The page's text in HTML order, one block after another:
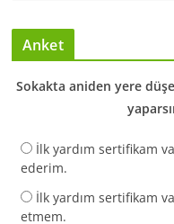
Anket
Sokakta aniden yere
İlk yardım sertifikam
ederim.
İlk yardım sertifikam
etmem.